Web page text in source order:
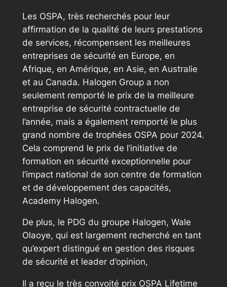
Les OSPA, très recherchés pour leur
affirmation de la qualité de leurs prestations
de services, récompensent les meilleures
entreprises de sécurité en Europe, en
Afrique, en Amérique, en Asie, en Australie
et au Canada. Halogen Group a non
seulement remporté le prix de la meilleure
entreprise de sécurité contractuelle de
l’année, mais a également remporté le plus
grand nombre de trophées OSPA pour 2024.
Cela comprend le prix de l’initiative de
formation en sécurité exceptionnelle pour
l’impact national de son centre de formation
et de développement des capacités,
Academy Halogen.
De plus, le PDG du groupe Halogen, Wale
Olaoye, qui est largement recherché en tant
qu’expert distingué en gestion des risques
de sécurité et leader d’opinion,
Il a reçu le très convoité prix OSPA Lifetime